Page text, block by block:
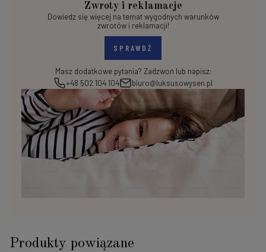
Zwroty i reklamacje
Dowiedz się więcej na temat wygodnych warunków
zwrotów i reklamacji!
SPRAWDŹ
Masz dodatkowe pytania? Zadzwoń lub napisz:
+48 502 104 104
biuro@luksusowysen.pl
Produkty powiązane